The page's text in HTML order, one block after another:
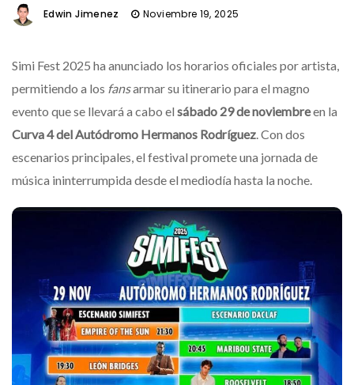
Edwin Jimenez Noviembre 19, 2025
Simi Fest 2025 ha anunciado los horarios oficiales por artista,
permitiendo a los fansarmar su itinerario para el magno
evento que se llevará a cabo el sábado 29 de noviembreen la
Curva 4 del Autódromo Hermanos Rodríguez. Con dos
escenarios principales, el festival promete una jornada de
música ininterrumpida desde el mediodía hasta la noche.